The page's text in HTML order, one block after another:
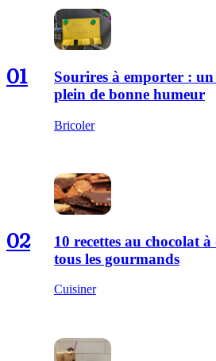
01
Sourires à emporter :
plein de bonne humeur
Bricoler
02
10 recettes au chocolat
tous les gourmands
Cuisiner